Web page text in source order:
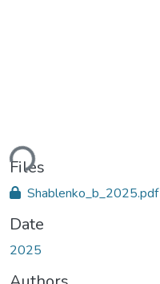
Files
Shablenko_b_2025.pdf
Date
2025